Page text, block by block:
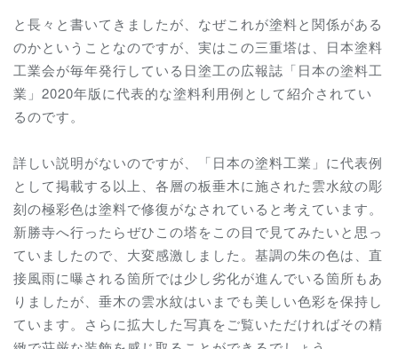
と長々と書いてきましたが、なぜこれが塗料と関係がある
のかということなのですが、実はこの三重塔は、日本塗料
工業会が毎年発行している日塗工の広報誌「日本の塗料工
業」2020年版に代表的な塗料利用例として紹介されてい
るのです。
詳しい説明がないのですが、
「日本の塗料工業」に代表例
として掲載する以上、 各層の板垂木に施された雲水紋の彫
刻の極彩色は塗料で修復がなされていると考えています。
新勝寺へ行ったらぜひこの塔をこの目で見てみたいと思っ
ていましたので、大変感激しました。基調の朱の色は、直
接風雨に曝される箇所では少し劣化が進んでいる箇所もあ
りましたが、垂木の雲水紋はいまでも美しい色彩を保持し
ています。さらに拡大した写真をご覧いただければその精